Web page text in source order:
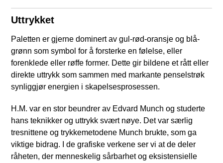
Uttrykket
Paletten er gjerne dominert av gul-rød-oransje og blå-
grønn som symbol for å forsterke en følelse, eller
forenklede eller røffe former. Dette gir bildene et rått eller
direkte uttrykk som sammen med markante penselstrøk
synliggjør energien i skapelsesprosessen.
H.M. var en stor beundrer av Edvard Munch og studerte
hans teknikker og uttrykk svært nøye. Det var særlig
tresnittene og trykkemetodene Munch brukte, som ga
viktige bidrag. I de grafiske verkene ser vi at de deler
råheten, der menneskelig sårbarhet og eksistensielle